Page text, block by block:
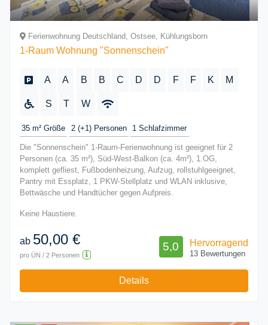
Ferienwohnung Deutschland, Ostsee, Kühlungsborn
1-Raum Wohnung "Sonnenschein"
A A B B C D D F F K M
S T W
35 m² Größe 2 (+1) Personen 1 Schlafzimmer
Die "Sonnenschein" 1-Raum-Ferienwohnung ist geeignet für 2
Personen (ca. 35 m²), Süd-West-Balkon (ca. 4m²), 1.OG,
komplett gefliest, Fußbodenheizung, Aufzug, rollstuhlgeeignet,
Pantry mit Essplatz, 1 PKW-Stellplatz und WLAN inklusive,
Bettwäsche und Handtücher gegen Aufpreis.
Keine Haustiere.
ab 50,00 €
pro ÜN / 2 Personen
Hervorragend
5,0
13 Bewertungen
Details